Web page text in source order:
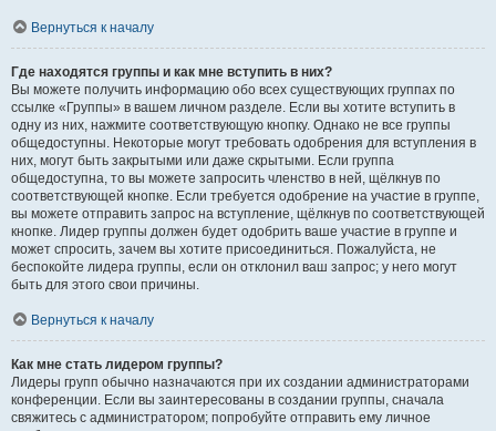
Вернуться к началу
Где находятся группы и как мне вступить в них?
Вы можете получить информацию обо всех существующих группах по
ссылке «Группы» в вашем личном разделе. Если вы хотите вступить в
одну из них, нажмите соответствующую кнопку. Однако не все группы
общедоступны. Некоторые могут требовать одобрения для вступления в
них, могут быть закрытыми или даже скрытыми. Если группа
общедоступна, то вы можете запросить членство в ней, щёлкнув по
соответствующей кнопке. Если требуется одобрение на участие в группе,
вы можете отправить запрос на вступление, щёлкнув по соответствующей
кнопке. Лидер группы должен будет одобрить ваше участие в группе и
может спросить, зачем вы хотите присоединиться. Пожалуйста, не
беспокойте лидера группы, если он отклонил ваш запрос; у него могут
быть для этого свои причины.
Вернуться к началу
Как мне стать лидером группы?
Лидеры групп обычно назначаются при их создании администраторами
конференции. Если вы заинтересованы в создании группы, сначала
свяжитесь с администратором; попробуйте отправить ему личное